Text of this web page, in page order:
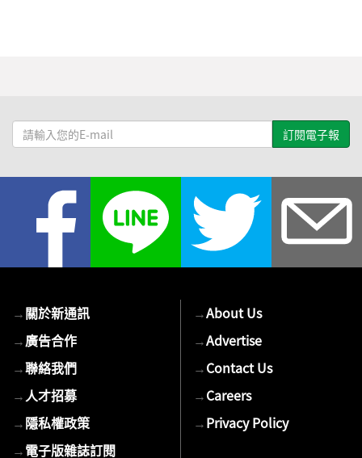
請
輸
→關於新通訊
→廣告合作
→聯絡我們
→人才招募
→隱私權政策
→電子版雜誌訂閱
→About Us
→Advertise
→Contact Us
→Careers
→Privacy Policy